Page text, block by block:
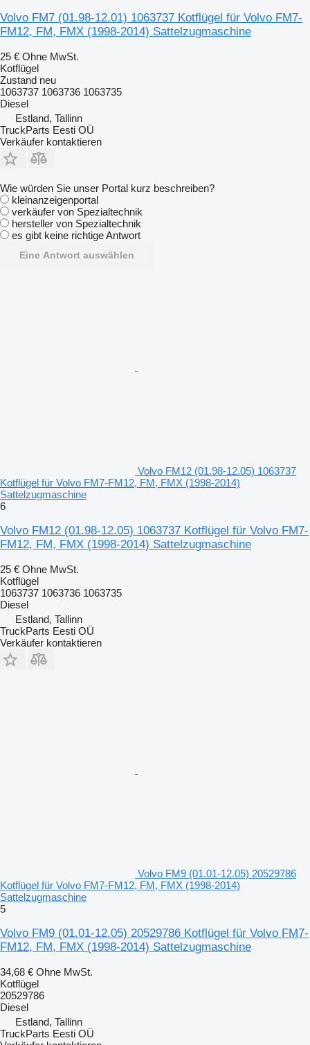
Volvo FM7 (01.98-12.01) 1063737 Kotflügel für Volvo FM7-
FM12, FM, FMX (1998-2014) Sattelzugmaschine
25 € Ohne MwSt.
Kotflügel
Zustand neu
1063737 1063736 1063735
Diesel
Estland, Tallinn
TruckParts Eesti OÜ
Verkäufer kontaktieren
Wie würden Sie unser Portal kurz beschreiben?
kleinanzeigenportal
verkäufer von Spezialtechnik
hersteller von Spezialtechnik
es gibt keine richtige Antwort
Eine Antwort auswählen
Volvo FM12 (01.98-12.05) 1063737
Kotflügel für Volvo FM7-FM12, FM, FMX (1998-2014)
Sattelzugmaschine
6
Volvo FM12 (01.98-12.05) 1063737 Kotflügel für Volvo FM7-
FM12, FM, FMX (1998-2014) Sattelzugmaschine
25 € Ohne MwSt.
Kotflügel
1063737 1063736 1063735
Diesel
Estland, Tallinn
TruckParts Eesti OÜ
Verkäufer kontaktieren
Volvo FM9 (01.01-12.05) 20529786
Kotflügel für Volvo FM7-FM12, FM, FMX (1998-2014)
Sattelzugmaschine
5
Volvo FM9 (01.01-12.05) 20529786 Kotflügel für Volvo FM7-
FM12, FM, FMX (1998-2014) Sattelzugmaschine
34,68 € Ohne MwSt.
Kotflügel
20529786
Diesel
Estland, Tallinn
TruckParts Eesti OÜ